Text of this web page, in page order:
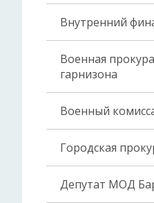
Внутренний
Военная
гарнизона
Военный
Городская
Депутат МОД